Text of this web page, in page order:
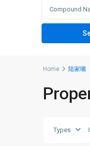
Home 陆家嘴
Types